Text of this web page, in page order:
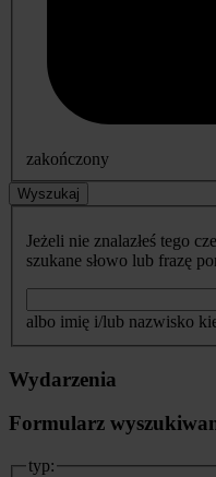
zakończony
Wyszukaj
Jeżeli nie znalazłeś tego
szukane słowo lub frazę
albo imię i/lub nazwisko
Wydarzenia
Formularz
typ: